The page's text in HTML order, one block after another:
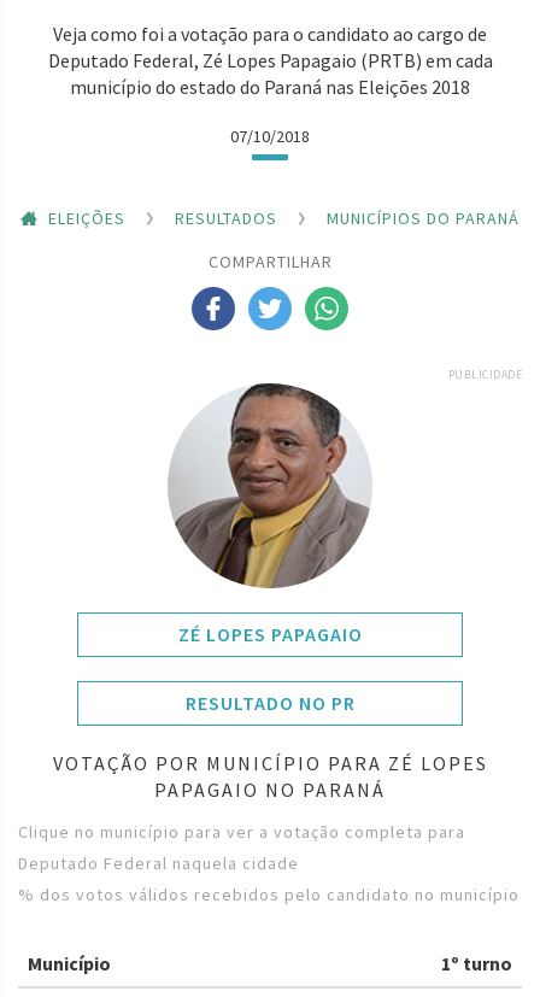
Veja como foi a votação para o candidato ao cargo de
Deputado Federal, Zé Lopes Papagaio (PRTB) em cada
município do estado do Paraná nas Eleições 2018
07/10/2018
ELEIÇÕES RESULTADOS
MUNICÍPIOS DO PARANÁ
COMPARTILHAR
PUBLICIDADE
ZÉ LOPES PAPAGAIO
RESULTADO NO PR
VOTAÇÃO POR MUNICÍPIO PARA ZÉ LOPES
PAPAGAIO NO PARANÁ
Clique no município para ver a votação completa para
Deputado Federal naquela cidade
% dos votos válidos recebidos pelo candidato no município
Município 1º turno